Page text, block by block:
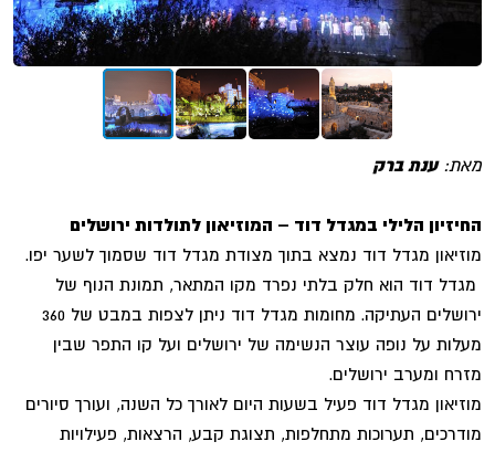
מאת:ענת ברק
החיזיון הלילי במגדל דוד – המוזיאון לתולדות ירושלים
מוזיאון מגדל דוד נמצא בתוך מצודת מגדל דוד שסמוך לשער יפו.
מגדל דוד הוא חלק בלתי נפרד מקו המתאר, תמונת הנוף של
ירושלים העתיקה. מחומות מגדל דוד ניתן לצפות במבט של 360
מעלות על נופה עוצר הנשימה של ירושלים ועל קו התפר שבין
מזרח ומערב ירושלים.
מוזיאון מגדל דוד פעיל בשעות היום לאורך כל השנה, ועורך סיורים
מודרכים, תערוכות מתחלפות, תצוגת קבע, הרצאות, פעילויות